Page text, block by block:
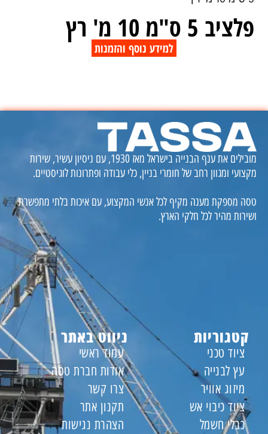
פלציב 5 ס"מ 10 מ' רץ
למידע נוסף והזמנות
מובילים את ענף הבנייה בישראל מאז 1930, עם ניסיון עשיר, שירות
מקצועי ומגוון רחב של חומרי בניין, כלי עבודה ופתרונות לוגיסטיים.
טסה מספקת מענה מקיף לכל אנשי המקצוע, עם איכות בלתי מתפשרת
ושירות מהיר לכל חלקי הארץ.
ניווט באתר
עמוד ראשי
אודות חברת טסה
צרו קשר
תקנון אתר
הצהרת נגישות
קטגוריות
ציוד טכני
עץ לבנייה
מיזוג אוויר
ציוד כיבוי אש
כבלי חשמל